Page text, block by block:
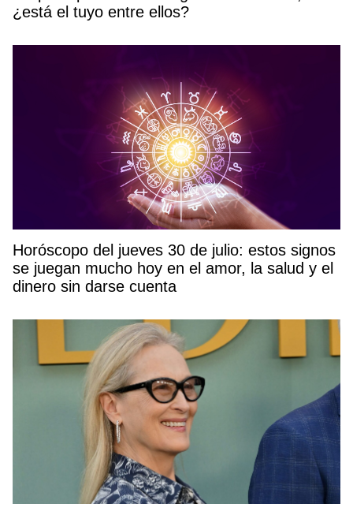
¿está el tuyo entre ellos?
Horóscopo del jueves 30 de julio: estos signos
se juegan mucho hoy en el amor, la salud y el
dinero sin darse cuenta